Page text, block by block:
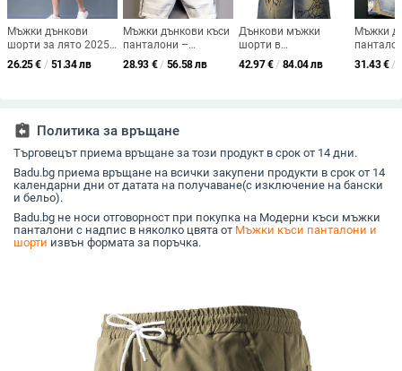
Мъжки дънкови
шорти за лято 2025,
свободен силует до
коляното, корейски
26.25€ / 51.34 лв
Мъжки дънкови къси
панталони –
Корейски стил,
шевове с цветно
28.93 € / 56.58 лв
Дънкови мъжки
шорти в
американски ретро
стил, изпрани, ръчно
кройка; лято 2025;
42.97€ / 84.04 лв
Мъжки
измит
дизайн,
31.43€ /
assignment_return Политика за връщане
Търговецът приема връщане за този продукт в срок от 14 дни.
Badu.bg приема връщане на всички закупени продукти в срок от 14
календарни дни от датата на получаване(с изключение на бански
и бельо).
Badu.bg не носи отговорност при покупка на Модерни къси мъжки
панталони с надпис в няколко цвята от Мъжки къси панталони и
шорти извън формата за поръчка.